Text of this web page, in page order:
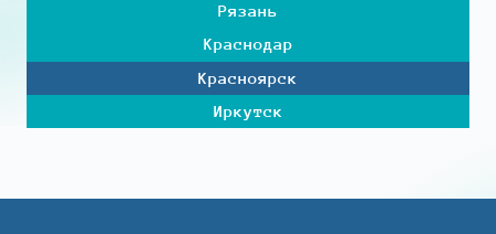
Рязань
Краснодар
Красноярск
Иркутск